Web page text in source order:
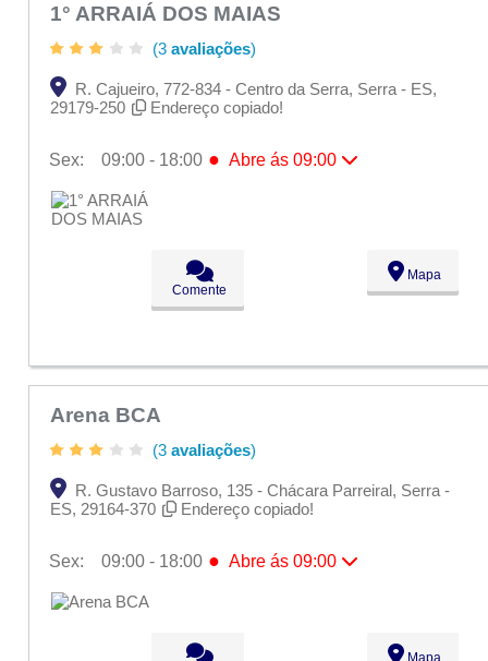
1° ARRAIÁ DOS MAIAS
(3 avaliações)
R. Cajueiro, 772-834 - Centro da Serra, Serra - ES,
29179-250
Endereço copiado!
Sex: 09:00 - 18:00 ● Abre ás 09:00
Seg:
09:00 - 18:00
Ter:
09:00 - 18:00
Qua:
09:00 - 18:00
09:00 - 18:00
Fechado
Fechado
Comente
Mapa
Arena BCA
(3 avaliações)
R. Gustavo Barroso, 135 - Chácara Parreiral, Serra -
ES, 29164-370
Endereço copiado!
Sex: 09:00 - 18:00 ● Abre ás 09:00
Seg:
Ter:
09:00 - 18:00
09:00 - 18:00
Mapa